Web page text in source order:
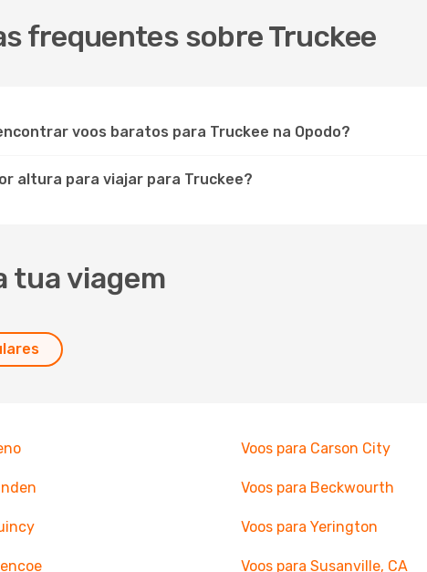
frequentes sobre Truckee
voos baratos para Truckee na Opodo?
altura para viajar para Truckee?
tua viagem
Voos para Carson City
Voos para Beckwourth
Voos para Yerington
Voos para Susanville, CA